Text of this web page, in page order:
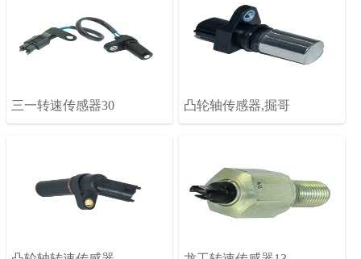
三一转速传感器30 凸轮轴传感器,掘哥